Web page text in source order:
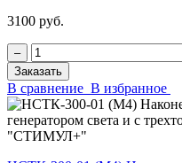
3100 руб.
‒
Заказать
В сравнение В избранное